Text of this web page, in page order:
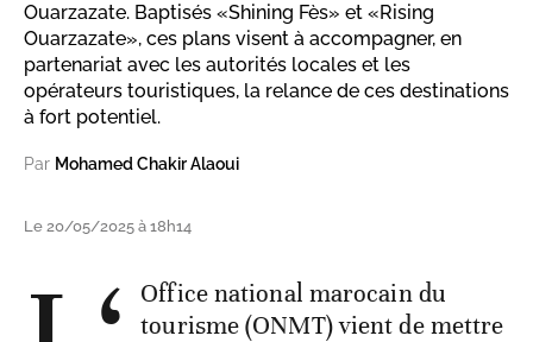
Ouarzazate. Baptisés «Shining Fès» et «Rising
Ouarzazate», ces plans visent à accompagner, en
partenariat avec les autorités locales et les
opérateurs touristiques, la relance de ces destinations
à fort potentiel.
Par Mohamed Chakir Alaoui
Le 20/05/2025 à 18h14
Office national marocain du
tourisme (ONMT) vient de mettre